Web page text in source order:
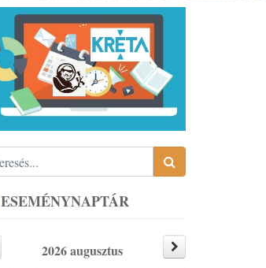
ESEMÉNYNAPTÁR
2026 augusztus